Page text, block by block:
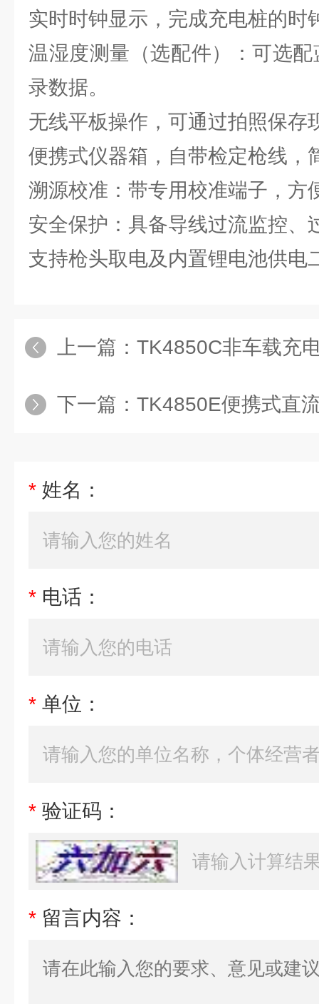
实时时钟显示，完成充电桩的时
温湿度测量（选配件）：可选
录数据。
无线平板操作，可通过拍照保存
便携式仪器箱，自带检定枪线，
溯源校准：带专用校准端子，方
安全保护：具备导线过流监控、
支持枪头取电及内置锂电池供电
上一篇： TK4850C非车载充
下一篇： TK4850E便携式直
* 姓名：
* 电话：
* 单位：
* 验证码：
* 留言内容：